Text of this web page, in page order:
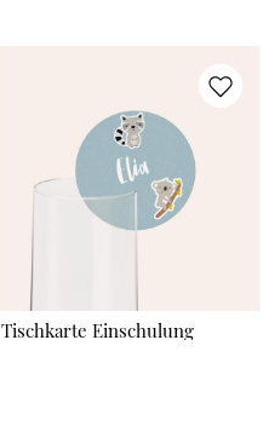
Tischkarte Einschulung